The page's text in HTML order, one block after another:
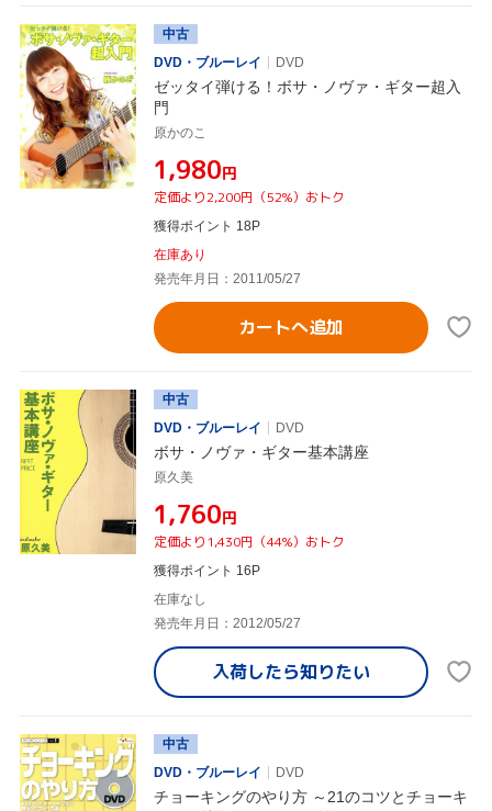
中古
DVD・ブルーレイ
DVD
ゼッタイ弾ける！ボサ・ノヴァ・ギター超入
門
原かのこ
¥1,980円
定価より2,200円（52%）おトク
獲得ポイント 18P
在庫あり
発売年月日：2011/05/27
カートへ追加
中古
DVD・ブルーレイ
DVD
ボサ・ノヴァ・ギター基本講座
原久美
¥1,760円
定価より1,430円（44%）おトク
獲得ポイント 16P
在庫なし
発売年月日：2012/05/27
入荷したら知りたい
中古
DVD・ブルーレイ
DVD
チョーキングのやり方 ～21のコツとチョーキ